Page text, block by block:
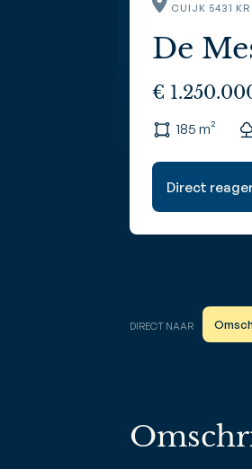
CUIJK 5431 KR
De
€
185 m²
Direct
DIRECT NAAR